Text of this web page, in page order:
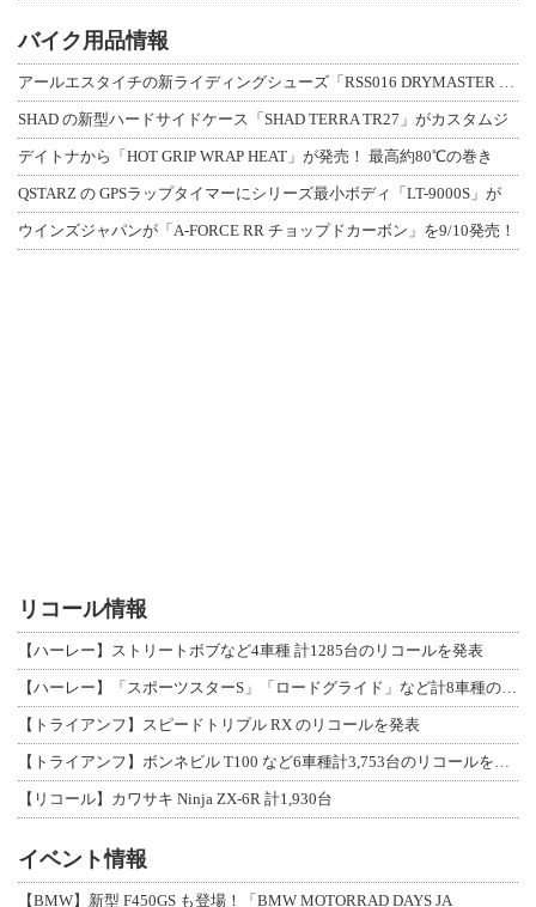
バイク用品情報
SHAD の新型ハードサイドケース「SHAD TERRA TR27」がカスタムジ
デイトナから「HOT GRIP WRAP HEAT」が発売！ 最高約80℃の巻き
QSTARZ の GPSラップタイマーにシリーズ最小ボディ「LT-9000S」が
ウインズジャパンが「A-FORCE RR チョップドカーボン」を9/10発売！
リコール情報
【ハーレー】ストリートボブなど4車種 計1285台のリコールを発表
【トライアンフ】スピードトリプル RX のリコールを発表
【リコール】カワサキ Ninja ZX-6R 計1,930台
イベント情報
【BMW】新型 F450GS も登場！「BMW MOTORRAD DAYS JA